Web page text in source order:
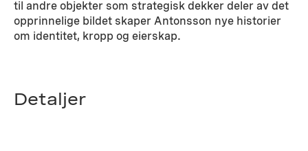
til andre objekter som strategisk dekker deler av det
opprinnelige bildet skaper Antonsson nye historier
om identitet, kropp og eierskap.
Detaljer